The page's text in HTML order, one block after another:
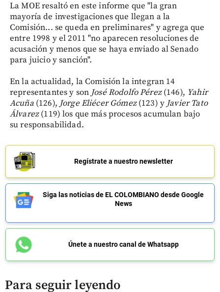
La MOE resaltó en este informe que "la gran
mayoría de investigaciones que llegan a la
Comisión... se queda en preliminares" y agrega que
entre 1998 y el 2011 "no aparecen resoluciones de
acusación y menos que se haya enviado al Senado
para juicio y sanción".
En la actualidad, la Comisión la integran 14
representantes y son José Rodolfo Pérez(146), Yahir
Acuña(126), Jorge Eliécer Gómez(123) y Javier Tato
Álvarez(119) los que más procesos acumulan bajo
su responsabilidad.
Regístrate a nuestro newsletter
Siga las noticias de EL COLOMBIANO desde Google
News
Únete a nuestro canal de Whatsapp
Para seguir leyendo